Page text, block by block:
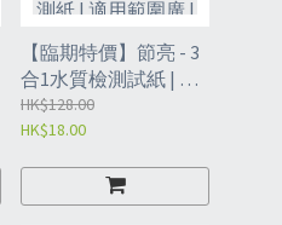
【臨期特價】節亮 - 3
合1水質檢測試紙 | 水
質試紙條 | 可泳池池塘
水檢測紙 | 浴缸飲用水
水質檢測-2瓶裝
（FBE2）
HK$128.00
HK$18.00